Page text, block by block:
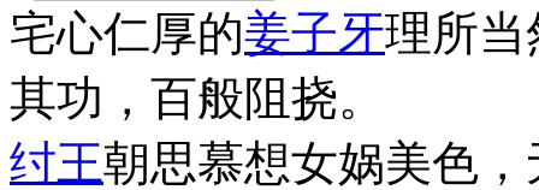
宅心仁厚的姜子牙理所当
其功，百般阻挠。
纣王朝思慕想女娲美色